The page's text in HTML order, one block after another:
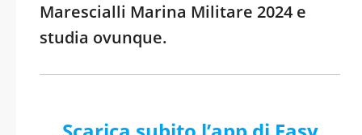
Marescialli Marina Militare 2024 e
studia ovunque.